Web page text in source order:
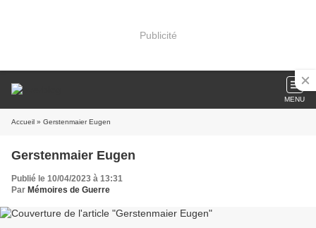
Publicité
MENU
Accueil » Gerstenmaier Eugen
Gerstenmaier Eugen
Publié le 10/04/2023 à 13:31
Par Mémoires de Guerre